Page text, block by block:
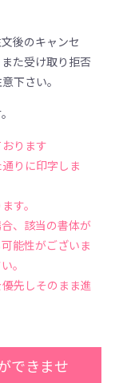
後のキャンセ
た受け取り拒否
下さい。
ります
りに印字しま
す。
、該当の書体が
能性がございま
。
先しそのまま進
できませ